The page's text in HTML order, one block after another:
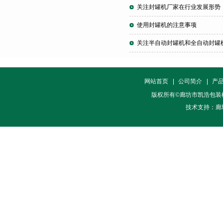
关注封罐机厂家在行业发展形势
使用封罐机的注意事项
关注半自动封罐机和全自动封罐
网站首页 公司简介
产
版权所有©廊坊市凯浩包
技术支持：